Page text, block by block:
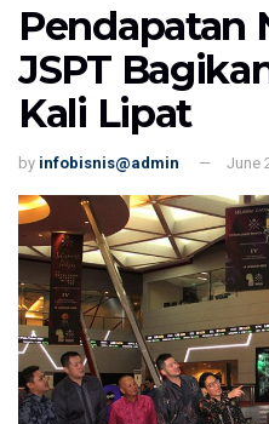
Pendapatan
JSPT
Kali Lipat
by infobisnis@admin June